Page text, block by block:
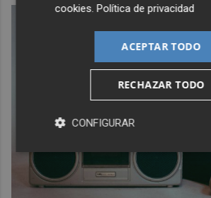
cookies .Política de privacidad
ACEPTAR TODO
RECHAZAR TODO
CONFIGURAR